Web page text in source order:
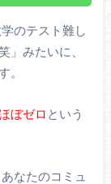
のテスト難し
」みたいに、
。
ぼゼロ という
なたのコミュ